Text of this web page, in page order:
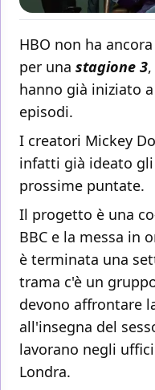
HBO non ha
per una stagione 3
hanno già iniziato
episodi.
I creatori Mickey
infatti già ideato
prossime puntate.
Il progetto è una
BBC e la messa in
è terminata una
trama c'è un
devono affrontare
all'insegna del
lavorano negli
Londra.